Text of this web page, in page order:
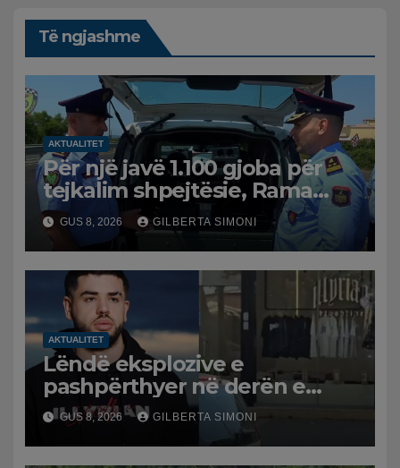
Të ngjashme
AKTUALITET
Për një javë 1.100 gjoba për
tejkalim shpejtësie, Rama
publikon videon: Kamerat e
trafikut së shpejti në
funksion
GUS 8, 2026 GILBERTA SIMONI
AKTUALITET
Lëndë eksplozive e
pashpërthyer në derën e
dyqanit të Noizyt në Durrës,
policia nis hetimet për
ngjarjen
GUS 8, 2026 GILBERTA SIMONI